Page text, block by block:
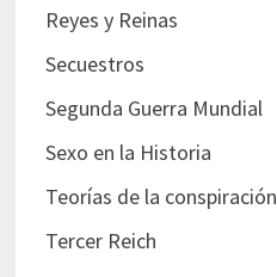
Reyes y Reinas
Secuestros
Segunda Guerra Mundial
Sexo en la Historia
Teorías de la conspiración
Tercer Reich